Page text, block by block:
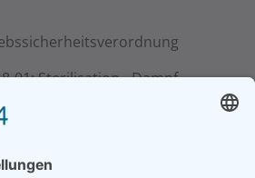
01: Sterilisation - Dampf-
Sterilisiergüter - Teil 2
für … Laborgeräte